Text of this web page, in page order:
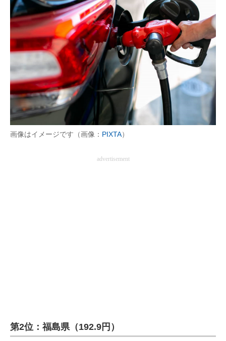
建設×テクノロジーの最前線
ちょっと気になるネットの話題
画像はイメージです（画像： PIXTA）
advertisement
第2位：福島県（192.9円）